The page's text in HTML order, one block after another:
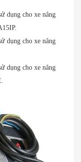
dụng cho xe nâng
dụng cho xe nâng
dụng cho xe nâng